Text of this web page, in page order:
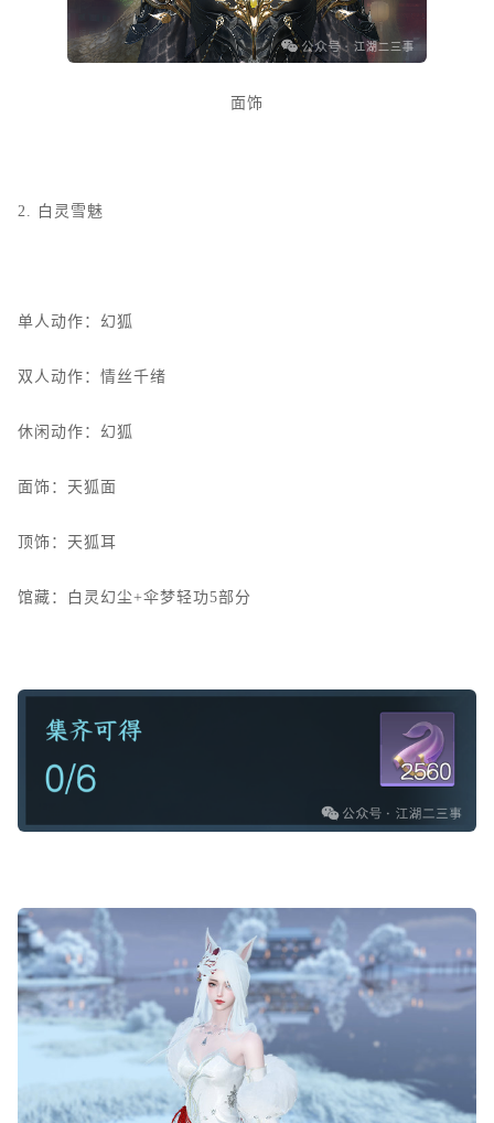
面饰
2. 白灵雪魅
单人动作：幻狐
双人动作：情丝千绪
休闲动作：幻狐
面饰：天狐面
顶饰：天狐耳
馆藏：白灵幻尘+伞梦轻功5部分